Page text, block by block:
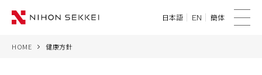
日本語 EN 簡体
HOME 健康方針